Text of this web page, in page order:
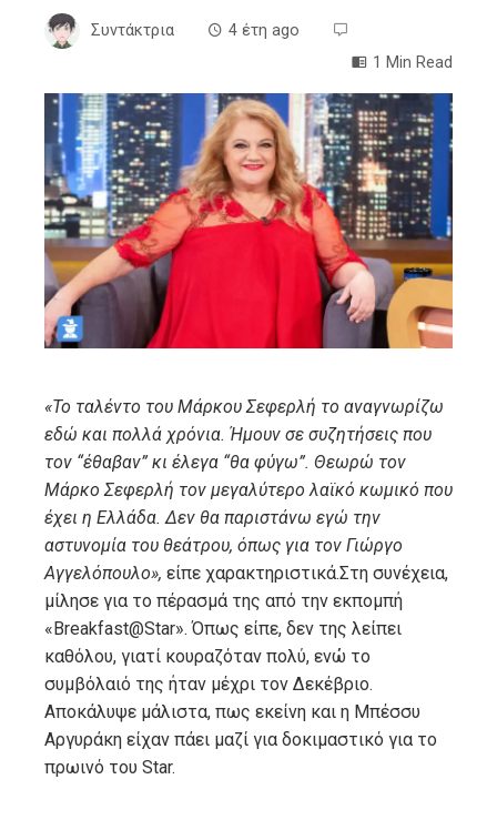
Συντάκτρια
4 έτη ago
1 Min Read
«Το ταλέντο του Μάρκου Σεφερλή το αναγνωρίζω
εδώ και πολλά χρόνια. Ήμουν σε συζητήσεις που
τον “έθαβαν” κι έλεγα “θα φύγω”. Θεωρώ τον
Μάρκο Σεφερλή τον μεγαλύτερο λαϊκό κωμικό που
έχει η Ελλάδα. Δεν θα παριστάνω εγώ την
αστυνομία του θεάτρου, όπως για τον Γιώργο
Αγγελόπουλο», είπε χαρακτηριστικά.Στη συνέχεια,
μίλησε για το πέρασμά της από την εκπομπή
«Breakfast@Star». Όπως είπε, δεν της λείπει
καθόλου, γιατί κουραζόταν πολύ, ενώ το
συμβόλαιό της ήταν μέχρι τον Δεκέβριο.
Αποκάλυψε μάλιστα, πως εκείνη και η Μπέσσυ
Αργυράκη είχαν πάει μαζί για δοκιμαστικό για το
πρωινό του Star.